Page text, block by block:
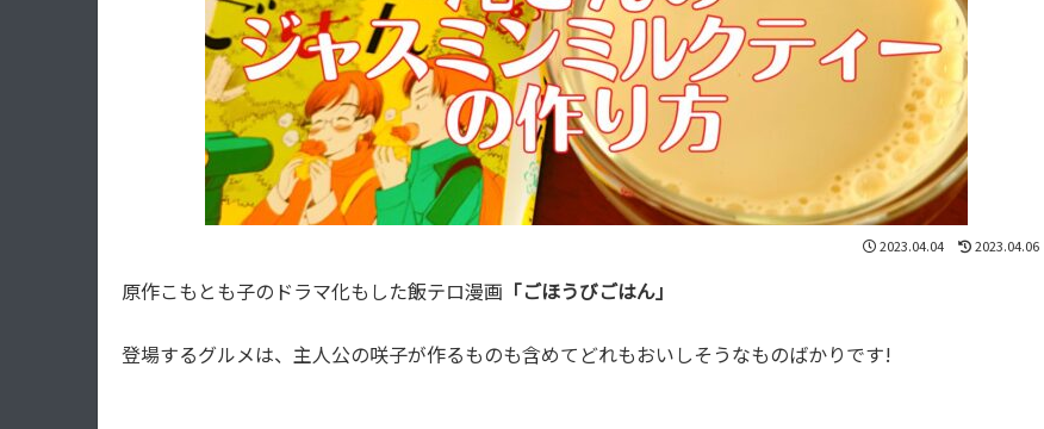
2023.04.04 2023.04.06
原作こもとも子のドラマ化もした飯テロ漫画 「ごほうびごはん」
登場するグルメは、主人公の咲子が作るものも含めてどれもおいしそうなものばかりです!